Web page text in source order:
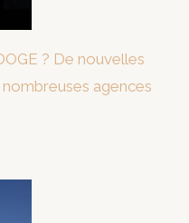
? De nouvelles
agences